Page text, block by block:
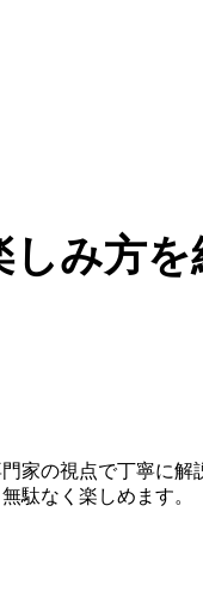
しみ方を
家の視点で丁寧に解
駄なく楽しめます。